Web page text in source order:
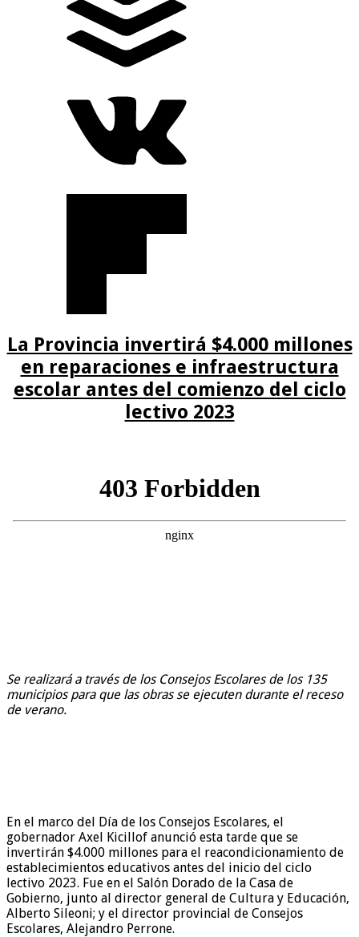
La Provincia invertirá $4.000 millones
en reparaciones e infraestructura
escolar antes del comienzo del ciclo
lectivo 2023
Se realizará a través de los Consejos Escolares de los 135
municipios para que las obras se ejecuten durante el receso
de verano.
En el marco del Día de los Consejos Escolares, el
gobernador Axel Kicillof anunció esta tarde que se
invertirán $4.000 millones para el reacondicionamiento de
establecimientos educativos antes del inicio del ciclo
lectivo 2023. Fue en el Salón Dorado de la Casa de
Gobierno, junto al director general de Cultura y Educación,
Alberto Sileoni; y el director provincial de Consejos
Escolares, Alejandro Perrone.